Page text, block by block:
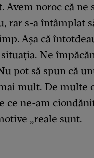
Avem noroc că ne
rar s-a întâmplat
Așa că
Ne
pot să spun că
mult. De multe
ce ne-am
„reale sunt.